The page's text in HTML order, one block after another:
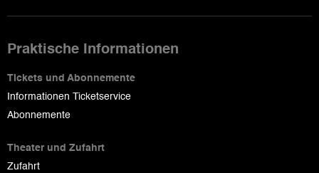
Praktische Informationen
Tickets und Abonnemente
Informationen Ticketservice
Abonnemente
Theater und Zufahrt
Zufahrt